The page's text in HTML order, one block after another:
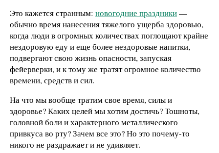
Это кажется странным: новогодние праздники—
обычно время нанесения тяжелого ущерба здоровью,
когда люди в огромных количествах поглощают крайне
нездоровую еду и еще более нездоровые напитки,
подвергают свою жизнь опасности, запуская
фейерверки, и к тому же тратят огромное количество
времени, средств и сил.
На что мы вообще тратим свое время, силы и
здоровье? Каких целей мы хотим достичь? Тошноты,
головной боли и характерного металлического
привкуса во рту? Зачем все это? Но это почему-то
никого не раздражает и не удивляет.